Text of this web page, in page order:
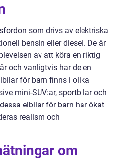
som drivs av elektriska
bensin eller diesel. De är
av att köra en riktig
och vanligtvis har de en
för barn finns i olika
mini-SUV:ar, sportbilar och
elbilar för barn har ökat
realism och
om